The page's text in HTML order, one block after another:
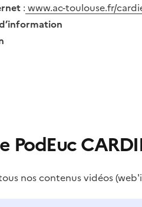
: www.ac-toulouse.fr/
PodEuc
nos contenus vidéos